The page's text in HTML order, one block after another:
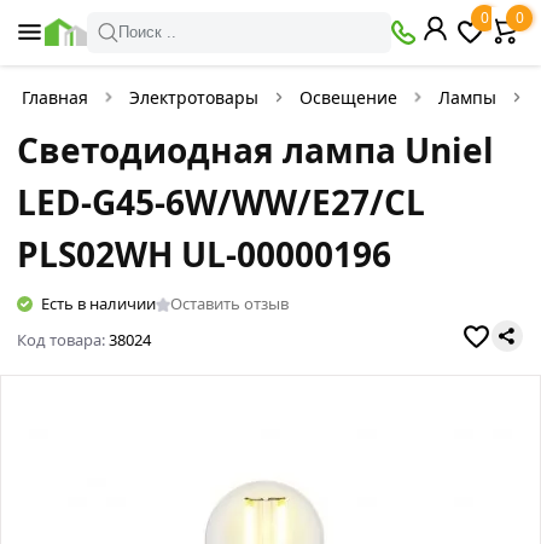
Поиск ..
0 0
Главная Электротовары Освещение Лампы
Светодиодная лампа Uniel
LED-G45-6W/WW/E27/CL
PLS02WH UL-00000196
Есть в наличии
Оставить отзыв
Код товара:38024